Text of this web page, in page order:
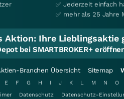
✅ Jederzeit einfach
✅ mehr als 25 Jahre
Aktion: Ihre Lieblingsaktie
bei SMARTBROKER+
Branchen Übersicht Sitemap
E F G H I J K L M N O
Datenschutz Datenschutz-